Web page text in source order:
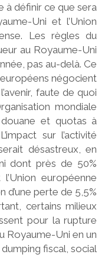
à définir ce que sera
Uni et l’Union
Les règles du
au Royaume-Uni
pas au-delà. Ce
négocient
faute de quoi
mondiale
et quotas à
sur l’activité
désastreux, en
dont près de 50%
européenne
d’une perte de 5,5%
certains milieux
pour la rupture
Royaume-Uni en un
fiscal, social